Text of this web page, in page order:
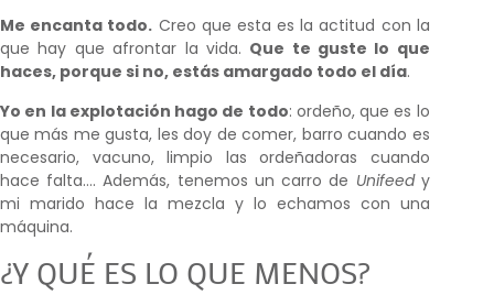
Me encanta todo. Creo que esta es la actitud con la
que hay que afrontar la vida. Que te guste lo que
haces, porque si no, estás amargado todo el día.
Yo en la explotación hago de todo: ordeño, que es lo
que más me gusta, les doy de comer, barro cuando es
necesario, vacuno, limpio las ordeñadoras cuando
hace falta…. Además, tenemos un carro de Unifeedy
mi marido hace la mezcla y lo echamos con una
máquina.
¿Y QUÉ ES LO QUE MENOS?